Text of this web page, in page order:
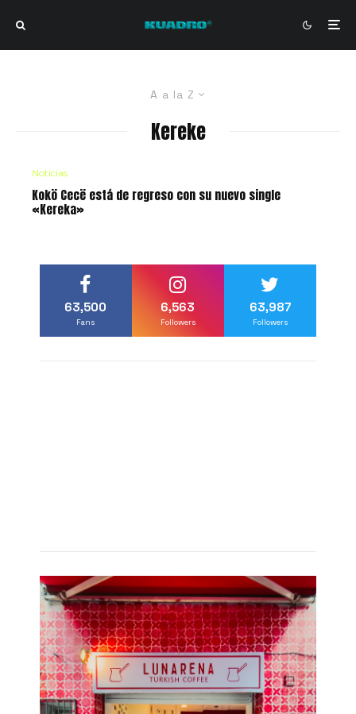
A a la Z
Kereke
Noticias
Kokö Cecë está de regreso con su nuevo single
«Kereka»
63,500
Fans
6,563
Followers
63,987
Followers